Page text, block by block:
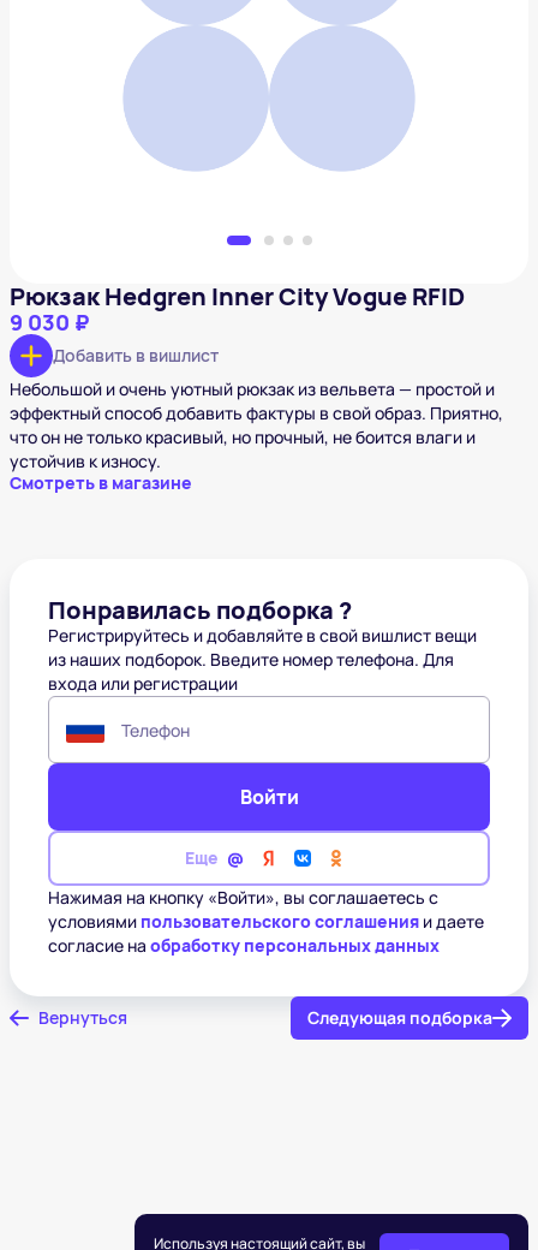
Рюкзак Hedgren Inner City Vogue RFID
9 030 ₽
Добавить в вишлист
Рюкзак Hedgren Inner City Vogue RFID
9 030 ₽
Добавить в вишлист
Небольшой и очень уютный рюкзак из вельвета — простой и
эффектный способ добавить фактуры в свой образ. Приятно,
что он не только красивый, но прочный, не боится влаги и
устойчив к износу.
Смотреть в магазине
Понравилась подборка ?
Регистрируйтесь и добавляйте в свой вишлист вещи
из наших подборок. Введите номер телефона. Для
входа или регистрации
Телефон
Войти
Еще
Нажимая на кнопку «Войти», вы соглашаетесь с
условиями пользовательского соглашения и даете
согласие на обработку персональных данных
Вернуться Следующая подборка
Используя настоящий сайт, вы